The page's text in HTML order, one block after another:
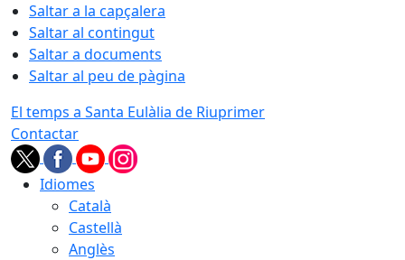
Saltar a la capçalera
Saltar al contingut
Saltar a documents
Saltar al peu de pàgina
El temps a Santa Eulàlia de Riuprimer
Contactar
Idiomes
Català
Castellà
Anglès